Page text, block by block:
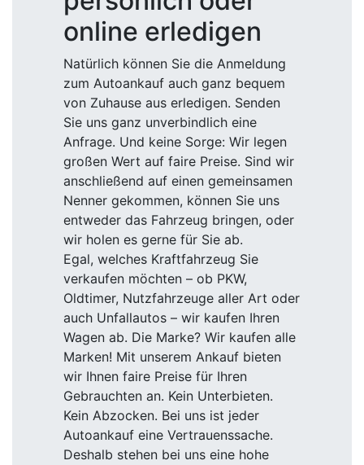
online erledigen
Natürlich können Sie die Anmeldung
zum Autoankauf auch ganz bequem
von Zuhause aus erledigen. Senden
Sie uns ganz unverbindlich eine
Anfrage. Und keine Sorge: Wir legen
großen Wert auf faire Preise. Sind wir
anschließend auf einen gemeinsamen
Nenner gekommen, können Sie uns
entweder das Fahrzeug bringen, oder
wir holen es gerne für Sie ab.
Egal, welches Kraftfahrzeug Sie
verkaufen möchten – ob PKW,
Oldtimer, Nutzfahrzeuge aller Art oder
auch Unfallautos – wir kaufen Ihren
Wagen ab. Die Marke? Wir kaufen alle
Marken! Mit unserem Ankauf bieten
wir Ihnen faire Preise für Ihren
Gebrauchten an. Kein Unterbieten.
Kein Abzocken. Bei uns ist jeder
Autoankauf eine Vertrauenssache.
Deshalb stehen bei uns eine hohe